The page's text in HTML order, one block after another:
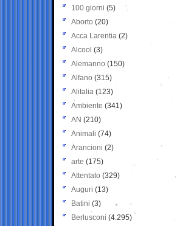
100 giorni (5)
Aborto (20)
Acca Larentia (2)
Alcool (3)
Alemanno (150)
Alfano (315)
Alitalia (123)
Ambiente (341)
AN (210)
Animali (74)
Arancioni (2)
arte (175)
Attentato (329)
Auguri (13)
Batini (3)
Berlusconi (4.295)